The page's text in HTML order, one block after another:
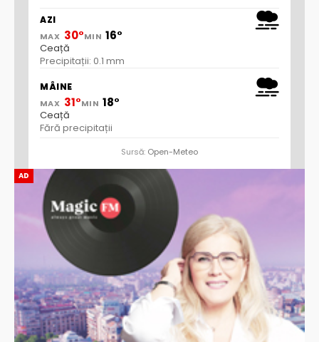
AD
AZI
MAX 30°MIN 16°
Ceață
Precipitații: 0.1 mm
MÂINE
MAX 31°MIN 18°
Ceață
Fără precipitații
Sursă: Open-Meteo